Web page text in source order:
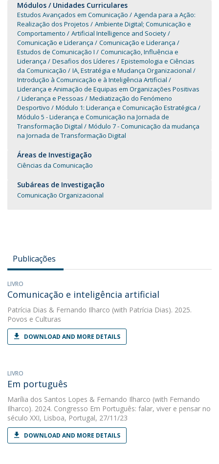
Módulos / Unidades Curriculares
Estudos Avançados em Comunicação
Agenda para a Ação:
Realização dos Projetos
Ambiente Digital; Comunicação e
Comportamento
Artificial Intelligence and Society
Comunicação e Liderança
Comunicação e Liderança
Estudos de Comunicação I
Comunicação, Influência e
Liderança
Desafios dos Líderes
Epistemologia e Ciências
da Comunicação
IA, Estratégia e Mudança Organizacional
Introdução à Comunicação e à Inteligência Artificial
Liderança e Animação de Equipas em Organizações Positivas
Liderança e Pessoas
Mediatização do Fenómeno
Desportivo
Módulo 1: Liderança e Comunicação Estratégica
Módulo 5 - Liderança e Comunicação na Jornada de
Transformação Digital
Módulo 7 - Comunicação da mudança
na Jornada de Transformação Digital
Áreas de Investigação
Ciências da Comunicação
Subáreas de Investigação
Comunicação Organizacional
Publicações
LIVRO
Comunicação e inteligência artificial
Patrícia Dias & Fernando Ilharco (with Patrícia Dias). 2025.
Povos e Culturas
DOWNLOAD AND MORE DETAILS
LIVRO
Em português
Marília dos Santos Lopes & Fernando Ilharco (with Fernando
Ilharco). 2024. Congresso Em Português: falar, viver e pensar no
século XXI, Lisboa, Portugal, 27/11/23
DOWNLOAD AND MORE DETAILS